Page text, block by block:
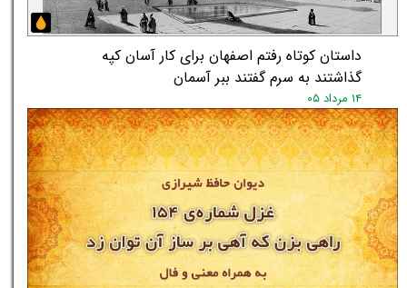
داستان کوتاه رفتم اصفهان برای کار آسان کپه
گذاشتند به سرم گفتند ببر آسمان
۱۴ مرداد ۰۵